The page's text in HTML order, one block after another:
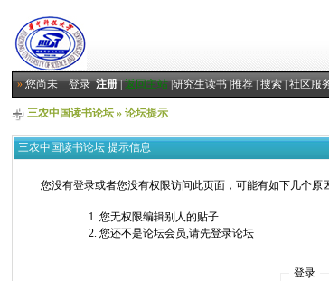
»您尚未登录 注册|返回主站|研究生读书|推荐|搜索|社区服
三农中国读书论坛 » 论坛提示
三农中国读书论坛 提示信息
您没有登录或者您没有权限访问此页面，可能有如下几个原
您无权限编辑别人的贴子
您还不是论坛会员,请先登录论坛
登录